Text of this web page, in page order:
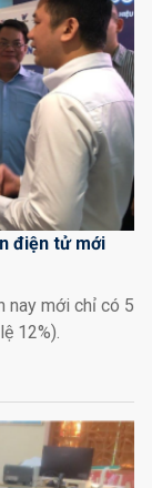
điện tử mới
nay mới chỉ có 5
12%).